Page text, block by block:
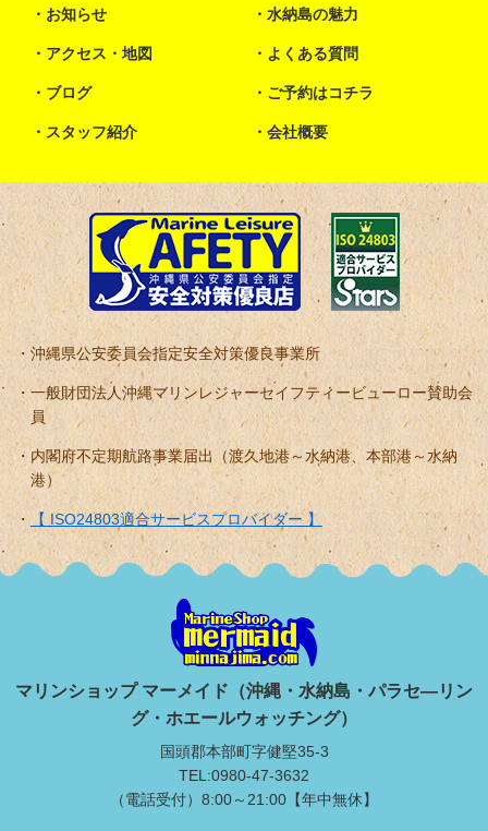
お知らせ 水納島の魅力
アクセス・地図 よくある質問
ブログ ご予約はコチラ
スタッフ紹介 会社概要
沖縄県公安委員会指定安全対策優良事業所
一般財団法人沖縄マリンレジャーセイフティービューロー賛助会
員
内閣府不定期航路事業届出（渡久地港～水納港、本部港～水納
港）
【 ISO24803適合サービスプロバイダー 】
マリンショップ マーメイド（沖縄・水納島・パラセ―リン
グ・ホエールウォッチング）
国頭郡本部町字健堅35-3
TEL:0980-47-3632
（電話受付）8:00～21:00【年中無休】